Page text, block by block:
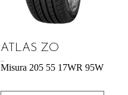
ATLAS ZO
Misura 205 55 17WR 95W